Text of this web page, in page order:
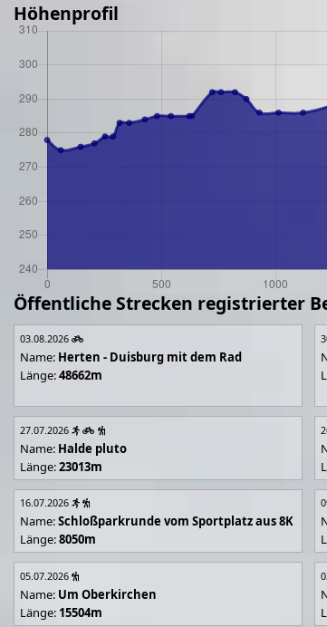
Höhenprofil
Öffentliche Strecken registrierter
03.08.2026
Name: Herten - Duisburg mit dem Rad
Länge:48662m
27.07.2026
Name: Halde pluto
Länge:23013m
16.07.2026
Name:Schloßparkrunde vom Sportplatz aus 8K
Länge:8050m
05.07.2026
Name: Um Oberkirchen
Länge: 15504m